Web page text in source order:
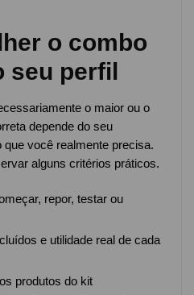
o combo
seu perfil
o maior ou o
depende do seu
você realmente precisa.
alguns critérios práticos.
repor, testar ou
e utilidade real de cada
produtos do kit